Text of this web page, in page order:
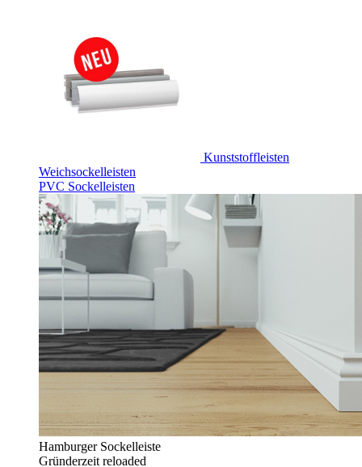
Kunststoffleisten
Weichsockelleisten
PVC Sockelleisten
Hamburger Sockelleiste
Gründerzeit reloaded